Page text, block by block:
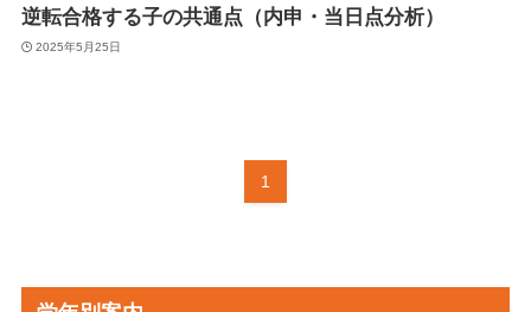
逆転合格する子の共通点（内申・当日点分析）
2025年5月25日
1